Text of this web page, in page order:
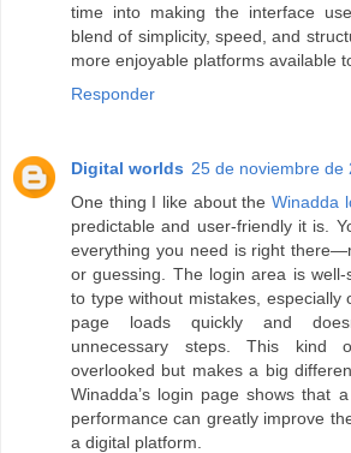
time into making the interface
blend of simplicity, speed, and
more enjoyable platforms available
Responder
Digital worlds 25 de noviembre de
One thing I like about theWinadda
predictable and user-friendly it is.
everything you need is right
or guessing. The login area is
to type without mistakes, especially
page loads quickly and
unnecessary steps. This kind
overlooked but makes a big
Winadda’s login page shows that
performance can greatly improve
a digital platform.